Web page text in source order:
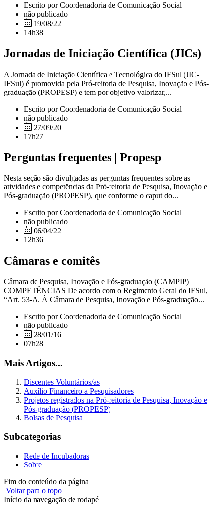
Escrito por Coordenadoria de Comunicação Social
não publicado
19/08/22
14h38
Jornadas de Iniciação Científica (JICs)
A Jornada de Iniciação Científica e Tecnológica do IFSul (JIC-
IFSul) é promovida pela Pró-reitoria de Pesquisa, Inovação e Pós-
graduação (PROPESP) e tem por objetivo valorizar,...
Escrito por Coordenadoria de Comunicação Social
não publicado
27/09/20
17h27
Perguntas frequentes | Propesp
Nesta seção são divulgadas as perguntas frequentes sobre as
atividades e competências da Pró-reitoria de Pesquisa, Inovação e
Pós-graduação (PROPESP), que conforme o caput do...
Escrito por Coordenadoria de Comunicação Social
não publicado
06/04/22
12h36
Câmaras e comitês
Câmara de Pesquisa, Inovação e Pós-graduação (CAMPIP)
COMPETÊNCIAS De acordo com o Regimento Geral do IFSul,
“Art. 53-A. À Câmara de Pesquisa, Inovação e Pós-graduação...
Escrito por Coordenadoria de Comunicação Social
não publicado
28/01/16
07h28
Mais Artigos...
Discentes Voluntários/as
Auxílio Financeiro a Pesquisadores
Projetos registrados na Pró-reitoria de Pesquisa, Inovação e
Pós-graduação (PROPESP)
Bolsas de Pesquisa
Subcategorias
Rede de Incubadoras
Sobre
Fim do conteúdo da página
Voltar para o topo
Início da navegação de rodapé